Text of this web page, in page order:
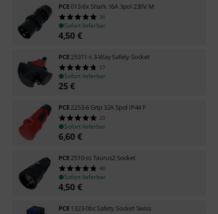
PCE013-6x Shark 16A 3pol 230V M
36
Sofort lieferbar
4,50 €
PCE25311-s 3-Way Safety Socket
27
Sofort lieferbar
25€
PCE2253-6 Grip 32A 5pol IP44 F
23
Sofort lieferbar
6,60 €
PCE2510-ss Taurus2 Socket
48
Sofort lieferbar
4,50 €
PCE1323-0bc Safety Socket Swiss